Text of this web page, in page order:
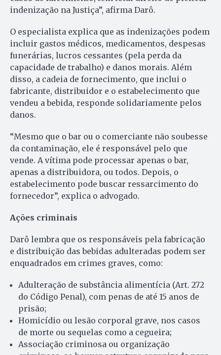
indenização na Justiça”, afirma Darô.
O especialista explica que as indenizações podem
incluir gastos médicos, medicamentos, despesas
funerárias, lucros cessantes (pela perda da
capacidade de trabalho) e danos morais. Além
disso, a cadeia de fornecimento, que inclui o
fabricante, distribuidor e o estabelecimento que
vendeu a bebida, responde solidariamente pelos
danos.
“Mesmo que o bar ou o comerciante não soubesse
da contaminação, ele é responsável pelo que
vende. A vítima pode processar apenas o bar,
apenas a distribuidora, ou todos. Depois, o
estabelecimento pode buscar ressarcimento do
fornecedor”, explica o advogado.
Ações criminais
Darô lembra que os responsáveis pela fabricação
e distribuição das bebidas adulteradas podem ser
enquadrados em crimes graves, como:
Adulteração de substância alimentícia (Art. 272
do Código Penal), com penas de até 15 anos de
prisão;
Homicídio ou lesão corporal grave, nos casos
de morte ou sequelas como a cegueira;
Associação criminosa ou organização